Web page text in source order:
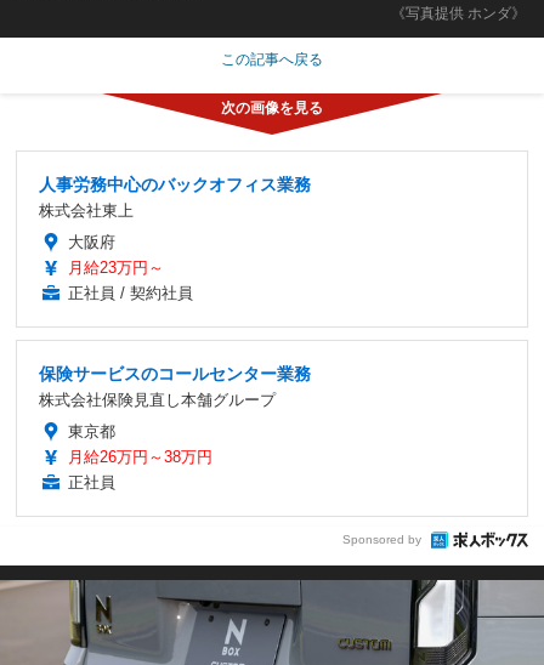
《写真提供 ホンダ》
この記事へ戻る
人事労務中心のバックオフィス業務
株式会社東上
大阪府
月給23万円～
正社員 / 契約社員
保険サービスのコールセンター業務
株式会社保険見直し本舗グループ
東京都
月給26万円～38万円
正社員
Sponsored by